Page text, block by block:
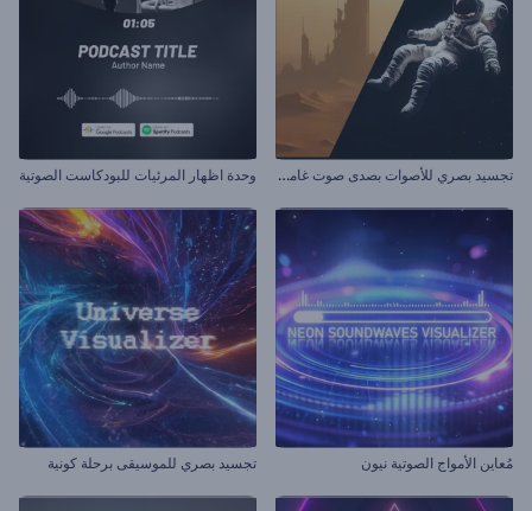
ت
جسيد بصري للأصوات بصدى صوت غامض وحدة اظهار المرئيات للبودكاست الصوتية
مُعاين الأمواج الصوتية نيون تجسيد بصري للموسيقى برحلة كونية